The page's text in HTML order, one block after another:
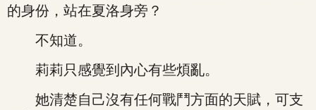
的身份，站在夏洛身旁？
不知道。
莉莉只感覺到內心有些煩亂。
她清楚自己沒有任何戰鬥方面的天賦，可支